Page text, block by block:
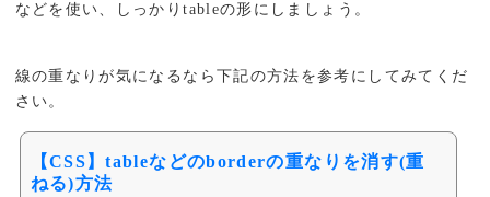
などを使い、しっかりtableの形にしましょう。
線の重なりが気になるなら下記の方法を参考にしてみてくだ
さい。
【CSS】tableなどのborderの重なりを消す(重
ねる)方法